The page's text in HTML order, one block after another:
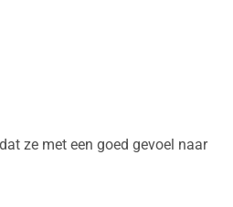
ze met een goed gevoel naar